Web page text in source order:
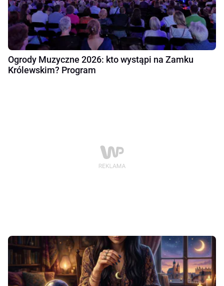
Ogrody Muzyczne 2026: kto wystąpi na Zamku
Królewskim? Program